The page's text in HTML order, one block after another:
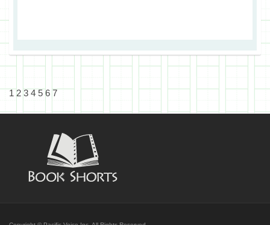
1 2 3 4 5 6 7